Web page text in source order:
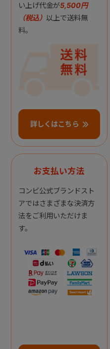
い上げ代金が5,500円
（税込） 以上で送料無
料。
詳しくはこちら
お支払い方法
コンビ公式ブランドスト
アではさまざまな決済方
法をご利用いただけま
す。